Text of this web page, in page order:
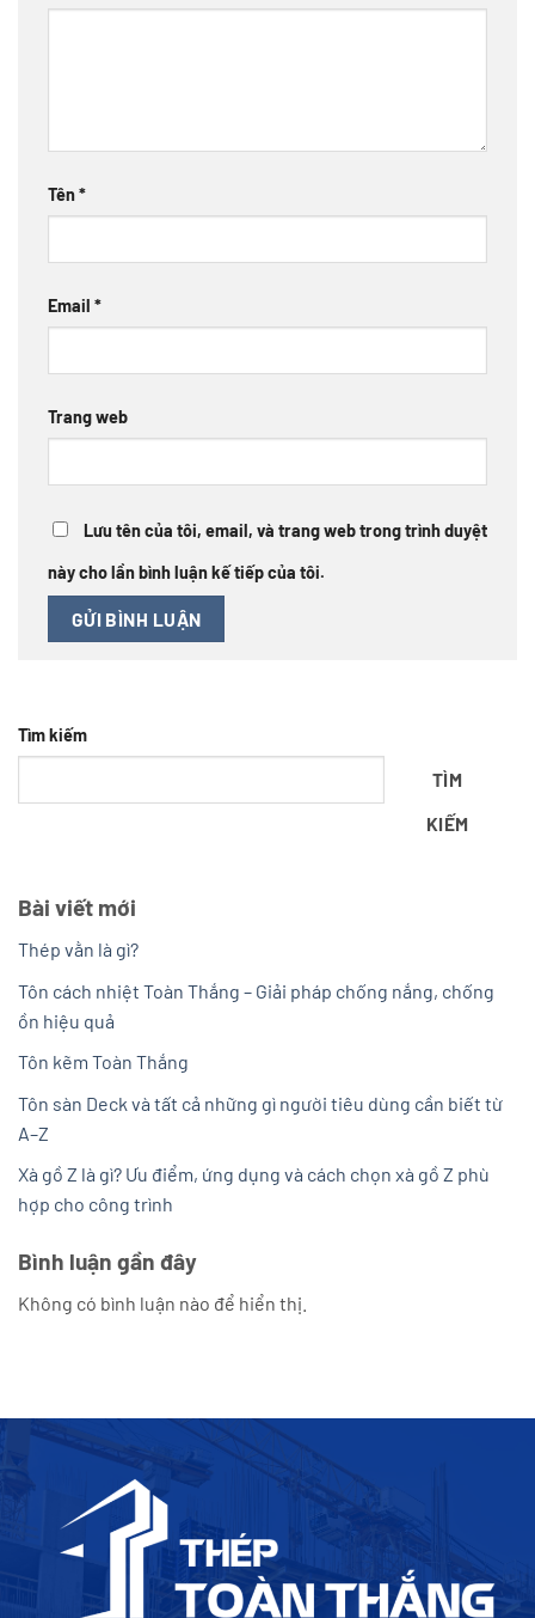
Tên*
Email *
Trang web
Lưu tên của tôi, email, và trang web trong trình duyệt
này cho lần bình luận kế tiếp của tôi.
Tìm kiếm
TÌM
KIẾM
Bài viết mới
Thép vằn là gì?
Tôn cách nhiệt Toàn Thắng – Giải pháp chống nắng, chống
ồn hiệu quả
Tôn kẽm Toàn Thắng
Tôn sàn Deck và tất cả những gì người tiêu dùng cần biết từ
A–Z
Xà gồ Z là gì? Ưu điểm, ứng dụng và cách chọn xà gồ Z phù
hợp cho công trình
Bình luận gần đây
Không có bình luận nào để hiển thị.